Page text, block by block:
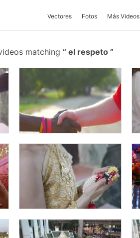
Vectores Fotos Más Videos
matching el respeto